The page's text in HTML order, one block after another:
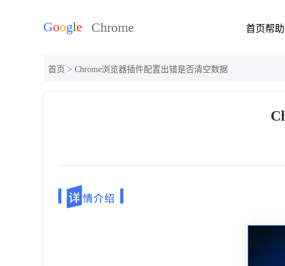
首页帮
首页 > Chrome浏览器插件配置出错是否清空数据